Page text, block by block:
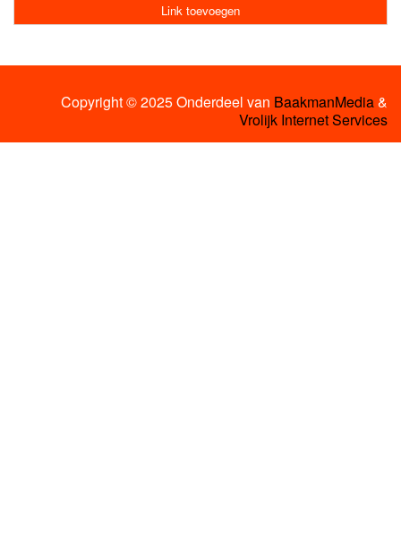
Link toevoegen
Copyright © 2025 Onderdeel van BaakmanMedia&
Vrolijk Internet Services